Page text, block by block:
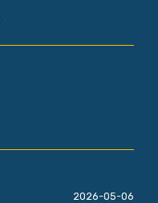
2026-05-06